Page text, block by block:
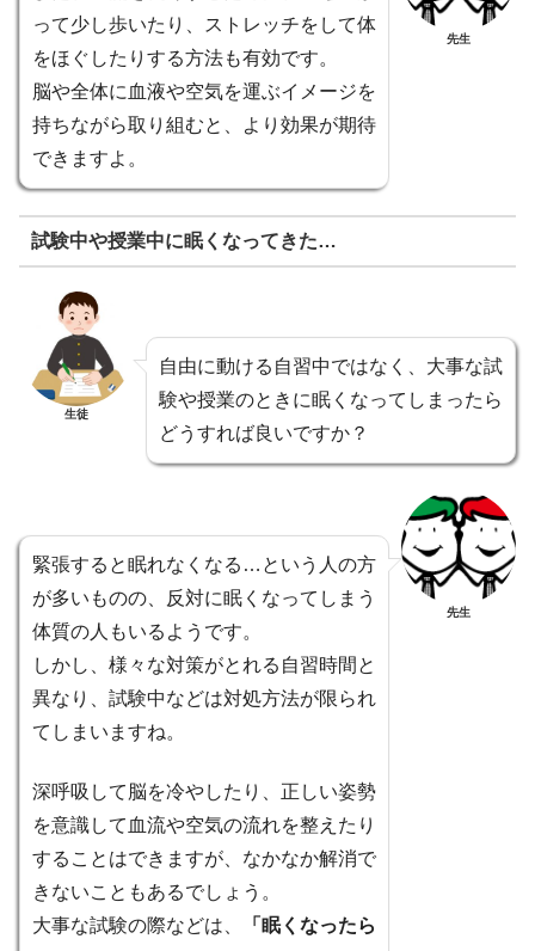
って少し歩いたり、ストレッチをして体
をほぐしたりする方法も有効です。
脳や全体に血液や空気を運ぶイメージを
持ちながら取り組むと、より効果が期待
できますよ。
先生
試験中や授業中に眠くなってきた…
生徒
自由に動ける自習中ではなく、大事な試
験や授業のときに眠くなってしまったら
どうすれば良いですか？
緊張すると眠れなくなる…という人の方
が多いものの、反対に眠くなってしまう
体質の人もいるようです。
しかし、様々な対策がとれる自習時間と
異なり、試験中などは対処方法が限られ
てしまいますね。
深呼吸して脳を冷やしたり、正しい姿勢
を意識して血流や空気の流れを整えたり
することはできますが、なかなか解消で
きないこともあるでしょう。
大事な試験の際などは、
「眠くなったら
先生